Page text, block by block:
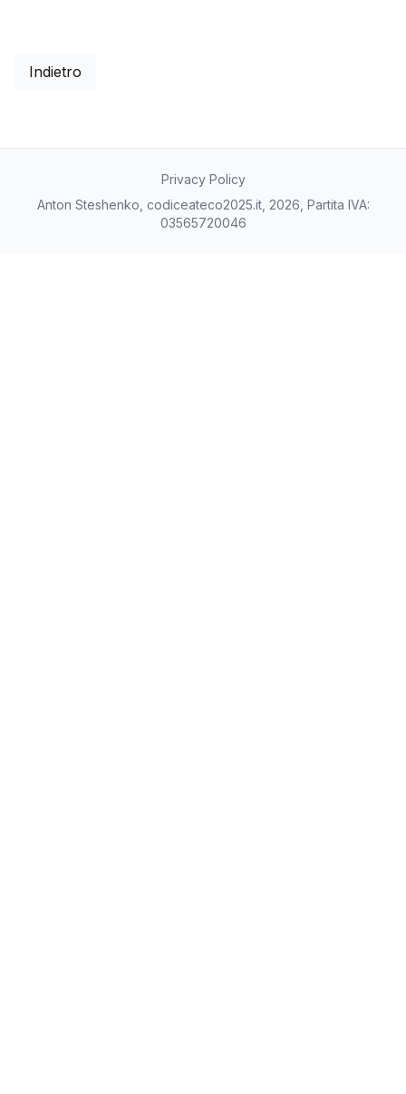
Indietro
Privacy Policy
Anton Steshenko, codiceateco2025.it, 2026, Partita IVA:
03565720046